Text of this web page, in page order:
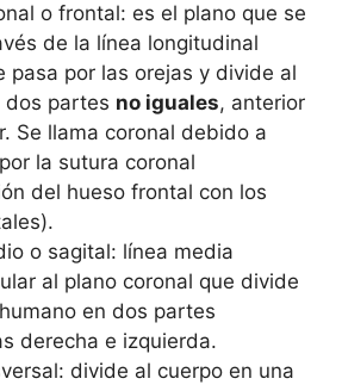
o frontal: es el plano que se
de la línea longitudinal
pasa por las orejas y divide al
dos partes no iguales, anterior
Se llama coronal debido a
la sutura coronal
del hueso frontal con los
o sagital: línea media
al plano coronal que divide
en dos partes
derecha e izquierda.
divide al cuerpo en una